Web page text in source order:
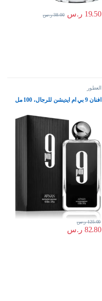
19.50 ر.س 38.00 ر.س
العطور
افنان 9 بي ام ايديشن للرجال، 100 مل
82.80 ر.س
125.00 ر.س